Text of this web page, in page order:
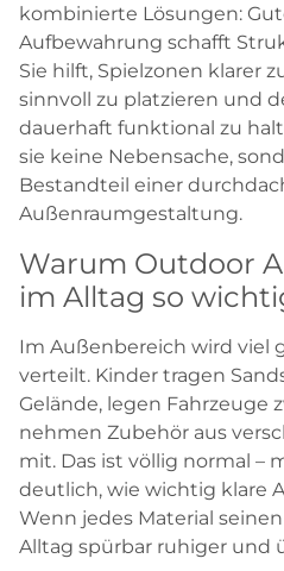
kombinierte Lösungen:
Aufbewahrung schafft
Sie hilft, Spielzonen klarer
sinnvoll zu platzieren und
dauerhaft funktional zu
sie keine Nebensache,
Bestandteil einer
Außenraumgestaltung.
Warum Outdoor
im Alltag so
Im Außenbereich wird viel
verteilt. Kinder tragen
Gelände, legen Fahrzeuge
nehmen Zubehör aus
mit. Das ist völlig normal –
deutlich, wie wichtig klare
Wenn jedes Material
Alltag spürbar ruhiger und